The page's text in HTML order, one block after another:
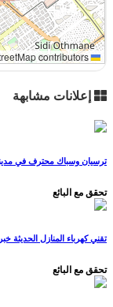
Leaflet
contributors
إعلانات مشابهة
ترسيان وسباك محترف في
تحقق مع البائع
تقني كهرباء المنازل الحديثة خبرة 16 سنة في
تحقق مع البائع